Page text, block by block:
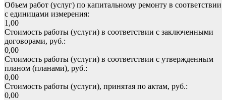
Объем работ (услуг) по капитальному ремонту в соответствии
с единицами измерения:
1,00
Стоимость работы (услуги) в соответствии с заключенными
договорами, руб.:
0,00
Стоимость работы (услуги) в соответствии с утвержденным
планом (планами), руб.:
0,00
Стоимость работы (услуги), принятая по актам, руб.:
0,00